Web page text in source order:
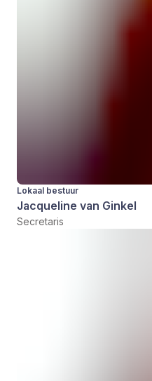
Lokaal bestuur
Jacqueline van Ginkel
Secretaris